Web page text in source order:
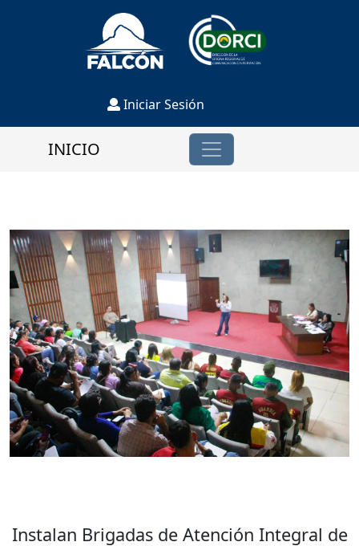
Iniciar Sesión
INICIO
Instalan Brigadas de Atención Integral de